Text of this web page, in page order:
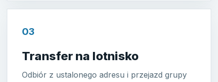
03
Transfer na lotnisko
Odbiór z ustalonego adresu i przejazd grupy